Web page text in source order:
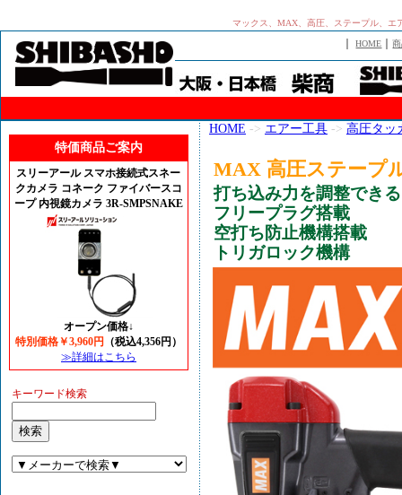
マックス、MAX、高圧、ステープル、エ
｜HOME ｜
特価商品ご案内
スリーアール スマホ接続式スネー
クカメラ コネーク ファイバースコ
ープ 内視鏡カメラ 3R-SMPSNAKE
オープン価格↓
特別価格￥3,960円
（税込4,356円）
≫詳細はこちら
キーワード検索
HOME -> エアー工具 -> 高圧タッ
MAX 高圧ステープ
打ち込み力を調整でき
フリープラグ搭載
空打ち防止機構搭載
トリガロック機構